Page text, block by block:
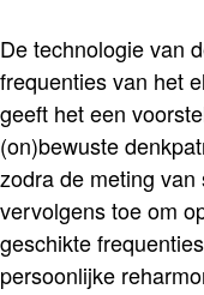
De technologie van
frequenties van het
geeft het een
(on)bewuste
zodra de meting
vervolgens toe om
geschikte
persoonlijke